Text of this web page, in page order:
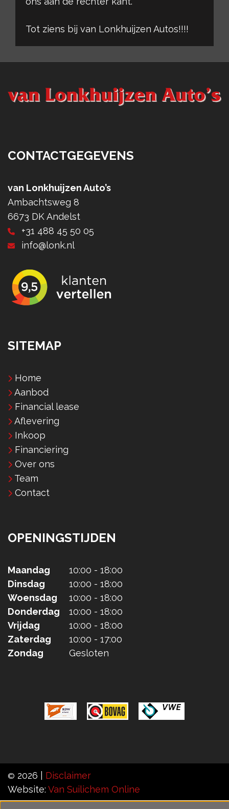
Tot ziens bij van Lonkhuijzen Autos!!!!
CONTACTGEGEVENS
van Lonkhuijzen Auto’s
Ambachtsweg 8
6673 DK Andelst
+31 488 45 50 05
info@lonk.nl
SITEMAP
Home
Aanbod
Financial lease
Aflevering
Inkoop
Financiering
Over ons
Team
Contact
OPENINGSTIJDEN
Maandag
10:00 - 18:00
Dinsdag
10:00 - 18:00
Woensdag
10:00 - 18:00
Donderdag
10:00 - 18:00
Vrijdag
10:00 - 18:00
Zaterdag
10:00 - 17:00
Zondag
Gesloten
© 2026 | Disclaimer
Website: Van Suilichem Online